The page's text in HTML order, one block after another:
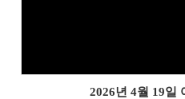
2026년 4월 19일